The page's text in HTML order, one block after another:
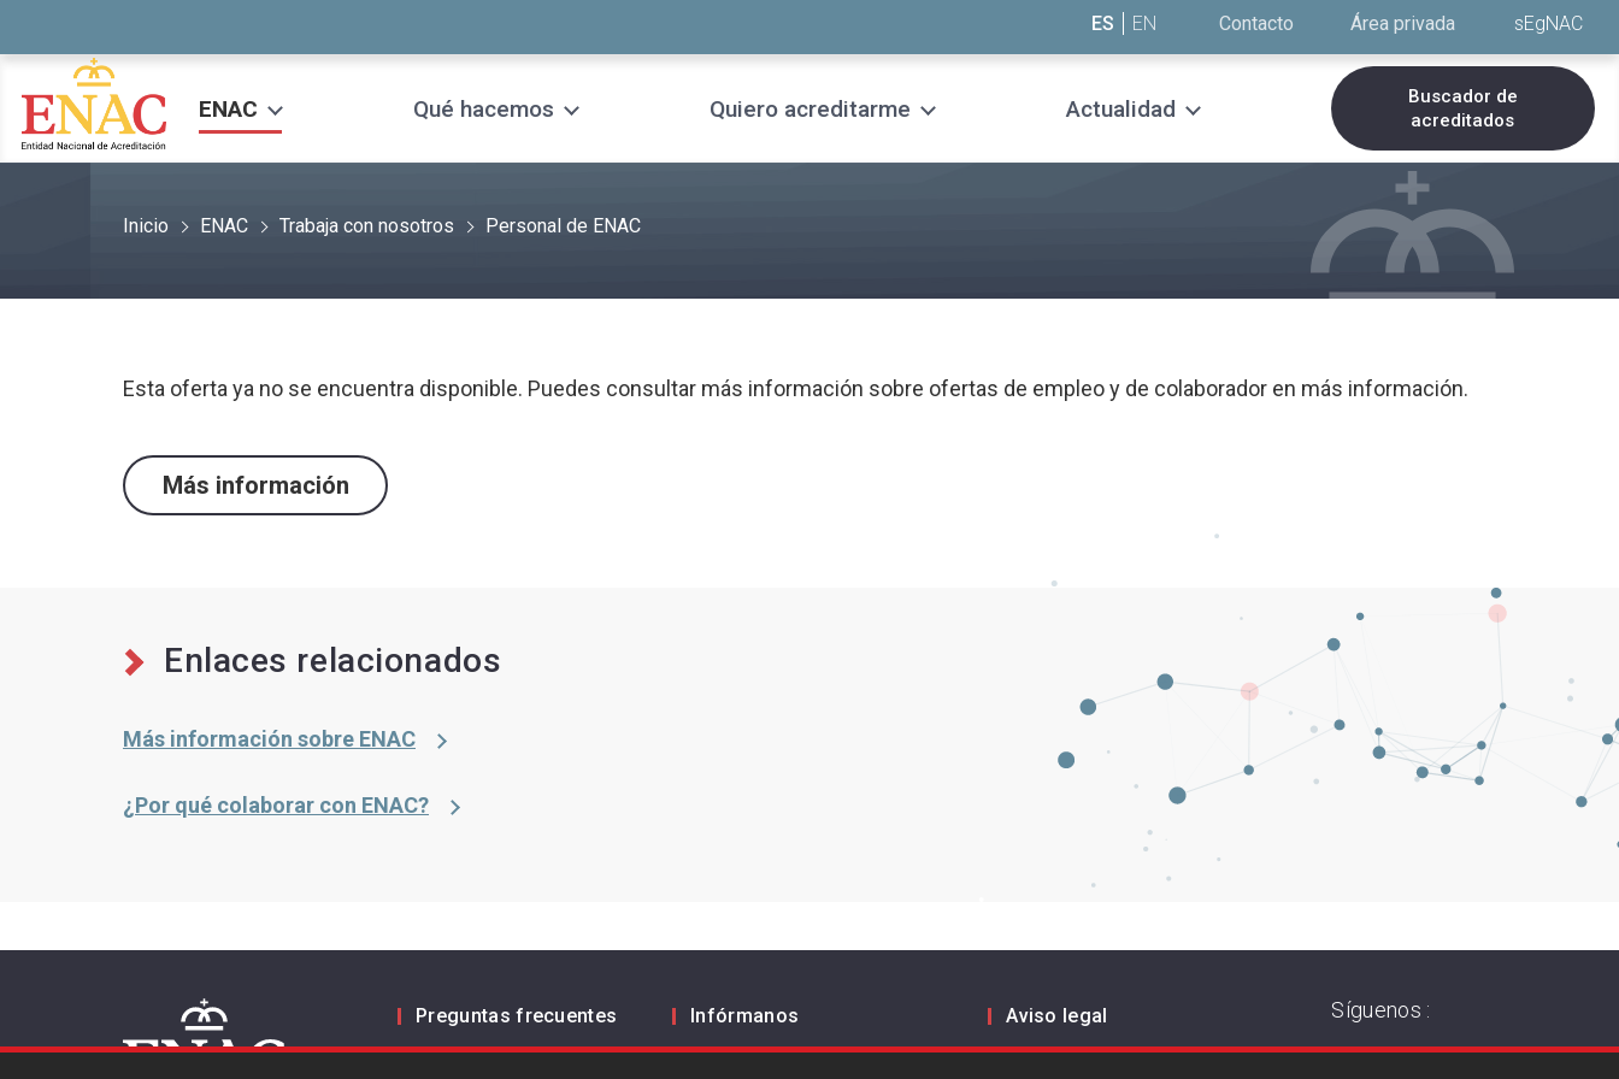
ES EN Contacto Área privada sEgNAC
ENAC Qué hacemos Quiero acreditarme Actualidad
Buscador de
acreditados
Inicio ENAC Trabaja con nosotros Personal de ENAC
Esta oferta ya no se encuentra disponible. Puedes consultar más información sobre ofertas de empleo y de colaborador en más información.
Más información
Enlaces relacionados
Más información sobre ENAC
¿Por qué colaborar con ENAC?
Preguntas frecuentes
Contacto
Infórmanos
Aviso legal
Política de privacidad
Síguenos :